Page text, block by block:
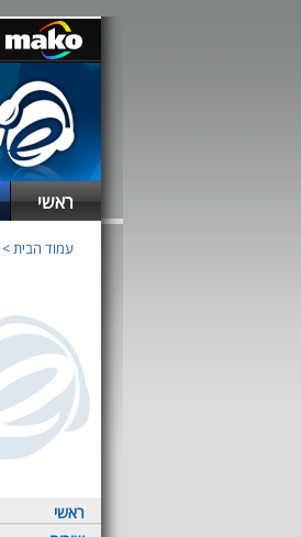
ראשי
עמוד הבית>
ראשי